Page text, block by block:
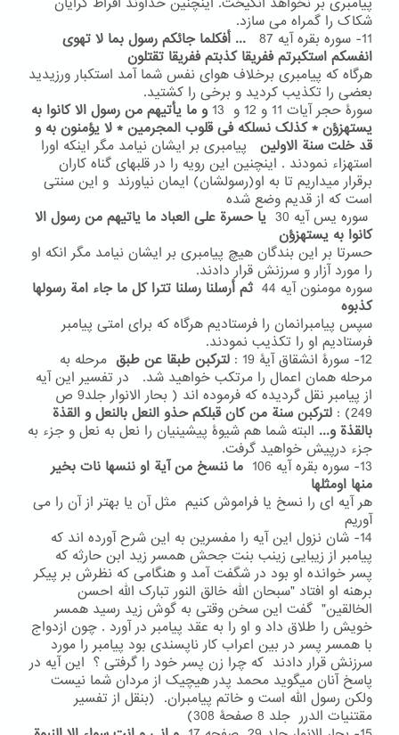
شکاک را گمراه می سازد.
11- سوره بقره آیه 87
... أفکلما جائکم رسول بما لا تهوی
انفسکم استکبرتم ففریقا کذبتم ففریقا تقتلون
هرگاه که پیامبری برخلاف هوای نفس شما آمد استکبار ورزیدید
بعضی را تکذیب کردید و برخی را کشتید.
سورۀ حجر آیات 11 و 12 و 13
و ما یأتیهم من رسول الا کانوا به
یستهزؤن * کذلک نسلکه فی قلوب المجرمین * لا یؤمنون به و
قد خلت سنة الاولین پیامبری بر ایشان نیامد مگر اینکه اورا
استهزاء نمودند . اینچنین این رویه را در قلبهای گناه کاران
برقرار میداریم تا به او(رسولشان) ایمان نیاورند و این سنتی
است که از قدیم وضع شده
سوره یس آیه 30
یا حسرة علی العباد ما یاتیهم من رسول الا
کانوا به یستهزؤن
حسرتا بر این بندگان هیچ پیامبری بر ایشان نیامد مگر انکه او
را مورد آزار و سرزنش قرار دادند.
سوره مومنون آیه 44
ثم أرسلنا رسلنا تترا کل ما جاء امة رسولها
کذبوه
سپس پیامبرانمان را فرستادیم هرگاه که برای امتی پیامبر
فرستادیم او را تکذیب نمودند.
12- سورۀ انشقاق آیۀ 19 :
لترکبن طبقا عن طبق مرحله به
مرحله همان اعمال را مرتکب خواهید شد. در تفسیر این آیه
از پیامبر نقل گردیده که فرموده اند ( بحار الانوار جلد9 ص
249) :
لترکبن سنة من کان قبلکم حذو النعل بالنعل و القذة
بالقذة و... البته شما هم شیوۀ پیشینیان را نعل به نعل و جزء به
جزء درپیش خواهید گرفت.
13- سوره بقره آیه 106
ما ننسخ من آیة او ننسها نات بخیر
منها اومثلها
هر آیه ای را نسخ یا فراموش کنیم مثل آن یا بهتر از آن را می
آوریم
14- شان نزول این آیه را مفسرین به این شرح آورده اند که
پیامبر از زیبایی زینب بنت جحش همسر زید ابن حارثه که
پسر خوانده او بود در شگفت آمد و هنگامی که نظرش بر پیکر
برهنه او افتاد "سبحان الله خالق النور تبارک الله احسن
الخالقین" گفت این سخن وقتی به گوش زید رسید همسر
خویش را طلاق داد و او را به عقد پیامبر در آورد . چون ازدواج
با همسر پسر در بین اعراب کار ناپسندی بود پیامبر را مورد
سرزنش قرار دادند که چرا زن پسر خود را گرفتی ؟ این آیه در
پاسخ آنان میگوید محمد پدر هیچیک از مردان شما نیست
ولکن رسول الله است و خاتم پیامبران. (بنقل از تفسیر
مقتنیات الدرر جلد 8 صفحۀ 308)